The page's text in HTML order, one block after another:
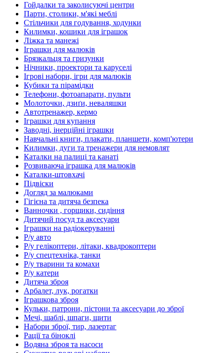
Гойдалки та заколисуючі центри
Парти, столики, м'які меблі
Стільчики для годування, ходунки
Килимки, кошики для іграшок
Ліжка та манежі
Іграшки для малюків
Брязкальця та гризунки
Нічники, проектори та каруселі
Ігрові набори, ігри для малюків
Кубики та пірамідки
Телефони, фотоапарати, пульти
Молоточки, дзиґи, неваляшки
Автотренажер, кермо
Іграшки для купання
Заводні, інерційні іграшки
Навчальні книги, плакати, планшети, комп'ютери
Килимки, дуги та тренажери для немовлят
Каталки на палиці та канаті
Розвиваюча іграшка для малюків
Каталки-штовхачі
Підвіски
Догляд за малюками
Гігієна та дитяча безпека
Ванночки , горщики, сидіння
Дитячий посуд та аксесуари
Іграшки на радіокеруванні
Р/у авто
Р/у гелікоптери, літаки, квадрокоптери
Р/у спецтехніка, танки
Р/у тварини та комахи
Р/у катери
Дитяча зброя
Арбалет, лук, рогатки
Іграшкова зброя
Кульки, патрони, пістони та аксесуари до зброї
Мечі, шаблі, шпаги, щити
Набори зброї, тир, лазертаг
Рації та біноклі
Водяна зброя та насоси